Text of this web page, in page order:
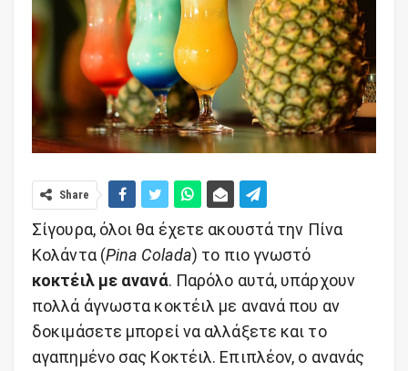
Share
Σίγουρα, όλοι θα έχετε ακουστά την Πίνα
Κολάντα (Pina Colada) το πιο γνωστό
κοκτέιλ με ανανά. Παρόλο αυτά, υπάρχουν
πολλά άγνωστα κοκτέιλ με ανανά που αν
δοκιμάσετε μπορεί να αλλάξετε και το
αγαπημένο σας Κοκτέιλ. Επιπλέον, ο ανανάς